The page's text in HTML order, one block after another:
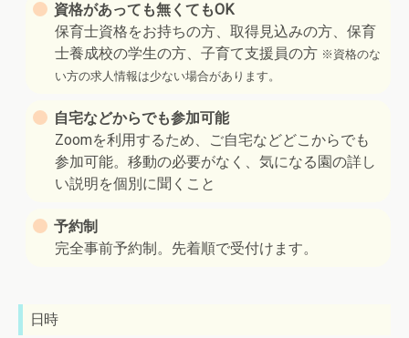
資格があっても無くてもOK
保育士資格をお持ちの方、取得見込みの方、保育
士養成校の学生の方、子育て支援員の方 ※資格のな
い方の求人情報は少ない場合があります。
自宅などからでも参加可能
Zoomを利用するため、ご自宅などどこからでも
参加可能。移動の必要がなく、気になる園の詳し
い説明を個別に聞くこと
予約制
完全事前予約制。先着順で受付けます。
日時